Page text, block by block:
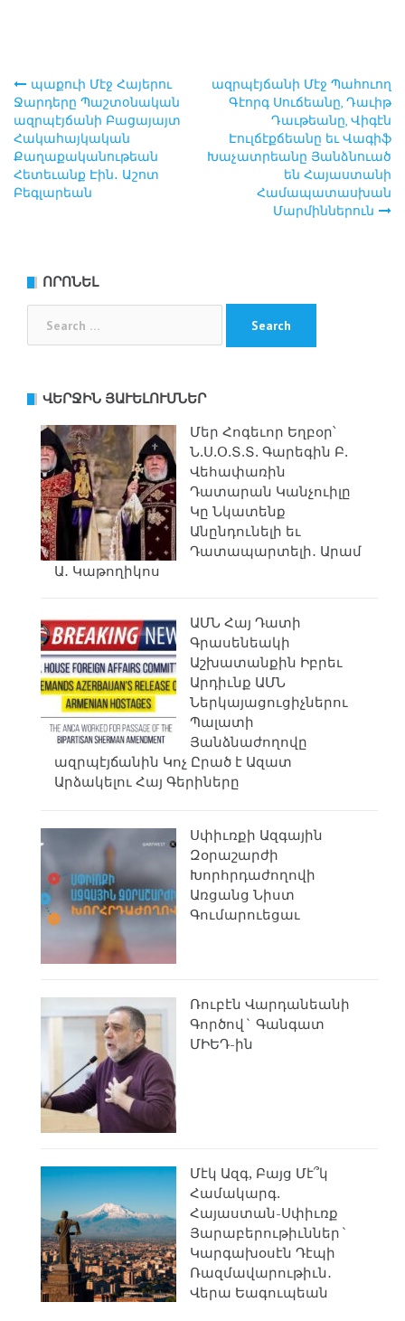
Post
navigation
պաքուի Մէջ Հայերու
Ջարդերը Պաշտօնական
ազրպէյճանի Բացայայտ
Հակահայկական
Քաղաքականութեան
Հետեւանք Էին․ Աշոտ
Բեգլարեան
ազրպէյճանի Մէջ Պահուող
Գէորգ Սուճեանը, Դաւիթ
Դաւթեանը, Վիգէն
Էուլճէքճեանը եւ Վագիֆ
Խաչատրեանը Յանձնուած
են Հայաստանի
Համապատասխան
Մարմիններուն
ՈՐՈՆԵԼ
ՎԵՐՋԻՆ ՅԱՒԵԼՈՒՄՆԵՐ
Մեր Հոգեւոր Եղբօր՝
Ն.Ս.Օ.Տ.Տ. Գարեգին Բ.
Վեհափառին
Դատարան Կանչուիլը
Կը Նկատենք
Անընդունելի եւ
Դատապարտելի․ Արամ
Ա․ Կաթողիկոս
ԱՄՆ Հայ Դատի
Գրասենեակի
Աշխատանքին Իբրեւ
Արդիւնք ԱՄՆ
Ներկայացուցիչներու
Պալատի
Յանձնաժողովը
ազրպէյճանին Կոչ Ըրած է Ազատ
Արձակելու Հայ Գերիները
Սփիւռքի Ազգային
Զօրաշարժի
Խորհրդաժողովի
Առցանց Նիստ
Գումարուեցաւ
Ռուբէն Վարդանեանի
Գործով` Գանգատ
ՄԻԵԴ-ին
Մէկ Ազգ, Բայց Մէ՞կ
Համակարգ.
Հայաստան-Սփիւռք
Յարաբերութիւններ`
Կարգախօսէն Դէպի
Ռազմավարութիւն․
Վերա Եագուպեան